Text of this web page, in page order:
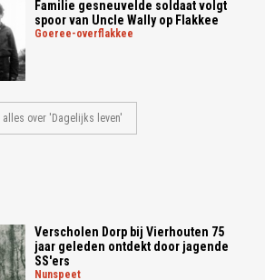
Familie gesneuvelde soldaat volgt
spoor van Uncle Wally op Flakkee
goeree-overflakkee
alles over 'Dagelijks leven'
Verscholen Dorp bij Vierhouten 75
jaar geleden ontdekt door jagende
SS'ers
nunspeet